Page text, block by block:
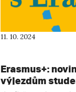
11. 10. 2024
Erasmus+:
výjezdům